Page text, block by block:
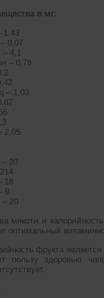
в мг:
1,43
0,07
– 4,1
– 0,78
– 1,03
2,05
20
18
9
– 20
мякоти и
оптимальный
фрукта
пользу здоровью